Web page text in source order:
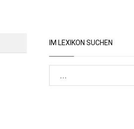
IM LEXIKON SUCHEN